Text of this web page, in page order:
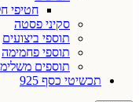
חטיפי
סקיני פסטה
תוספי ביצועים
תוספי פחמימה
תוספים
תכשיטי כסף 925